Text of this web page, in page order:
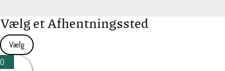
Vælg et Afhentningssted
Vælg
0